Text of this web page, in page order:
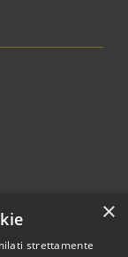
×
strettamente